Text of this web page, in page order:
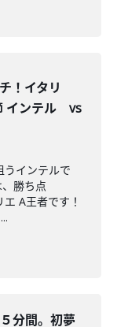
！イタリ
インテル vs
うインテルで
は、勝ち点
A王者です！
分間。初夢